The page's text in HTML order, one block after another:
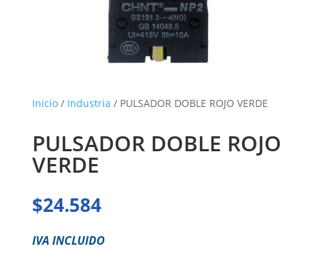
Inicio/ Industria / PULSADOR DOBLE ROJO VERDE
PULSADOR DOBLE ROJO
VERDE
$24.584
IVA INCLUIDO